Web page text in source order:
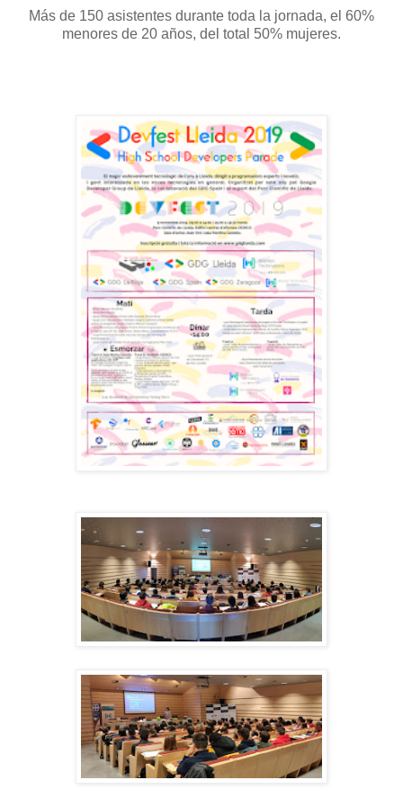
Más de 150 asistentes durante toda la jornada, el 60%
menores de 20 años, del total 50% mujeres.